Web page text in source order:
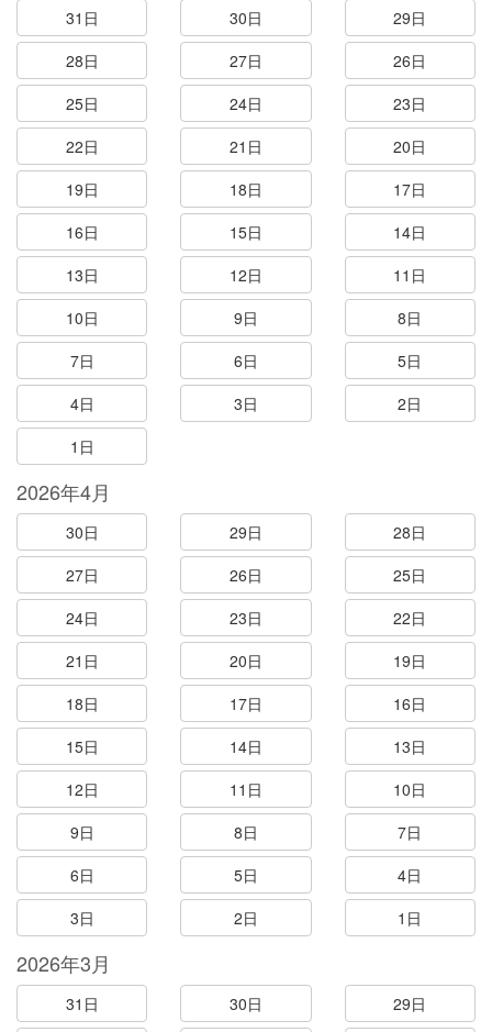
31日 30日
29日
28日
27日
26日
25日
24日
23日
22日
21日
20日
19日
18日
17日
16日
15日
14日
13日
12日
11日
10日
9日
8日
7日
6日
5日
4日
3日
2日
1日
2026年4月
30日 29日
28日
27日
26日
25日
24日
23日
22日
21日
20日
19日
18日
17日
16日
15日
14日
13日
12日
11日
10日
9日
8日
7日
6日
5日
4日
3日
2日 1日
2026年3月
31日 30日
29日